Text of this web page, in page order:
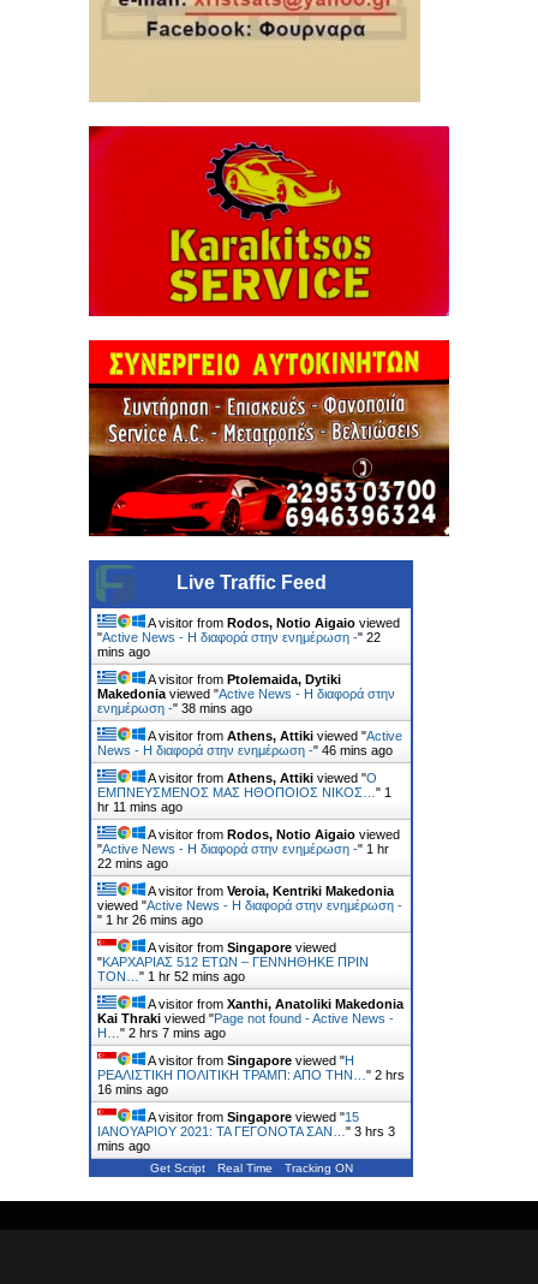
Live Traffic Feed
A visitor from Rodos, Notio Aigaio viewed
"Active News - Η διαφορά στην ενημέρωση -" 22
mins ago
A visitor from Ptolemaida, Dytiki
Makedonia viewed "Active News - Η διαφορά στην
ενημέρωση -" 38 mins ago
A visitor from Athens, Attiki viewed "Active
News - Η διαφορά στην ενημέρωση -" 46 mins ago
A visitor from Athens, Attiki viewed "Ο
ΕΜΠΝΕΥΣΜΕΝΟΣ ΜΑΣ ΗΘΟΠΟΙΟΣ ΝΙΚΟΣ… " 1
hr 11 mins ago
A visitor from Rodos, Notio Aigaio viewed
"Active News - Η διαφορά στην ενημέρωση -" 1 hr
22 mins ago
A visitor from Veroia, Kentriki Makedonia
viewed "Active News - Η διαφορά στην ενημέρωση -
" 1 hr 26 mins ago
A visitor from Singapore viewed
"ΚΑΡΧΑΡΙΑΣ 512 ΕΤΩΝ – ΓΕΝΝΗΘΗΚΕ ΠΡΙΝ
ΤΟΝ… " 1 hr 52 mins ago
A visitor from Xanthi, Anatoliki Makedonia
Kai Thraki viewed "Page not found - Active News -
Η… " 2 hrs 7 mins ago
A visitor from Singapore viewed "Η
ΡΕΑΛΙΣΤΙΚΗ ΠΟΛΙΤΙΚΗ ΤΡΑΜΠ: ΑΠΟ ΤΗΝ… " 2 hrs
16 mins ago
A visitor from Singapore viewed "15
ΙΑΝΟΥΑΡΙΟΥ 2021: ΤΑ ΓΕΓΟΝΟΤΑ ΣΑΝ… " 3 hrs 3
mins ago
Get Script Real Time Tracking ON